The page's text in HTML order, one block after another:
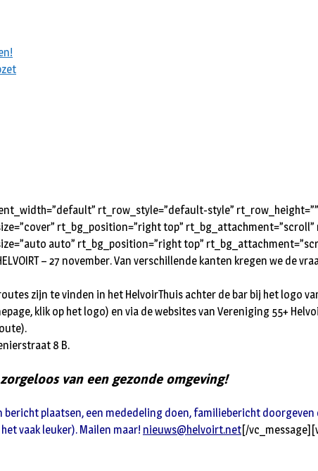
rt_row_style=”default-style”
rt_bg_position=”right top”
auto” rt_bg_position=”right top”
– 27 november. Van verschillende kanten kregen we de
zijn te vinden in het HelvoirThuis achter de bar bij het logo
klik op het logo) en via de websites van Vereniging 55+
8 B.
van een gezonde omgeving!
bericht plaatsen, een mededeling doen, familiebericht
vaak leuker). Mailen maar! nieuws@helvoirt.net[/